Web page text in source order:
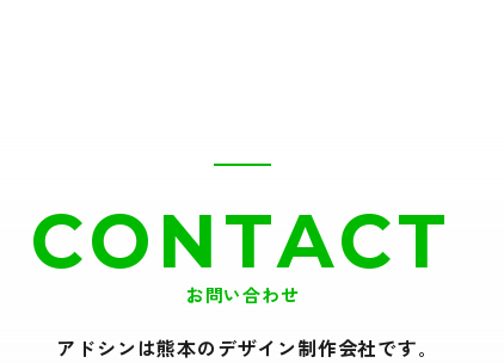
CONTACT
お問い合わせ
アドシンは熊本のデザイン制作会社です｡